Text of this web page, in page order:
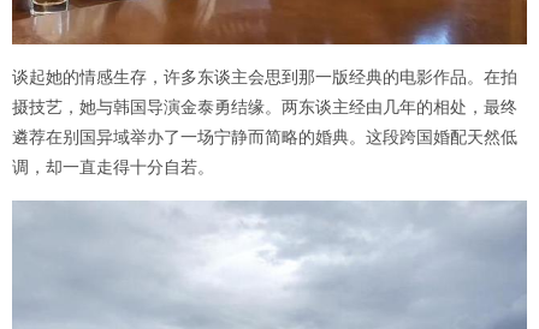
谈起她的情感生存，许多东谈主会思到那一版经典的电影作品。在拍
摄技艺，她与韩国导演金泰勇结缘。两东谈主经由几年的相处，最终
遴荐在别国异域举办了一场宁静而简略的婚典。这段跨国婚配天然低
调，却一直走得十分自若。